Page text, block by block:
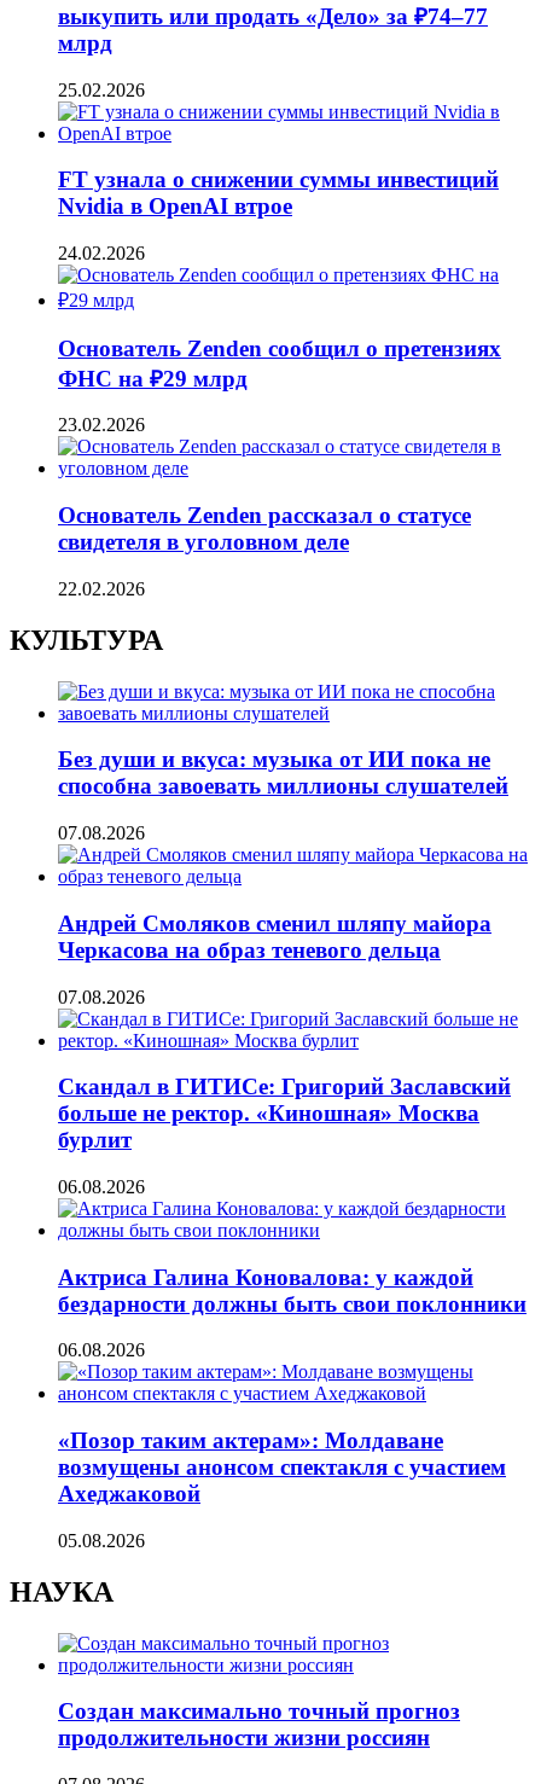
выкупить или продать «Дело» за ₽74–77
млрд
25.02.2026
FT узнала о снижении суммы инвестиций
Nvidia в OpenAI втрое
24.02.2026
Основатель Zenden сообщил о претензиях
ФНС на ₽29 млрд
23.02.2026
Основатель Zenden рассказал о статусе
свидетеля в уголовном деле
22.02.2026
КУЛЬТУРА
Без души и вкуса: музыка от ИИ пока не
способна завоевать миллионы слушателей
07.08.2026
Андрей Смоляков сменил шляпу майора
Черкасова на образ теневого дельца
07.08.2026
Скандал в ГИТИСе: Григорий Заславский
больше не ректор. «Киношная» Москва
бурлит
06.08.2026
Актриса Галина Коновалова: у каждой
бездарности должны быть свои поклонники
06.08.2026
«Позор таким актерам»: Молдаване
возмущены анонсом спектакля с участием
Ахеджаковой
05.08.2026
НАУКА
Создан максимально точный прогноз
продолжительности жизни россиян